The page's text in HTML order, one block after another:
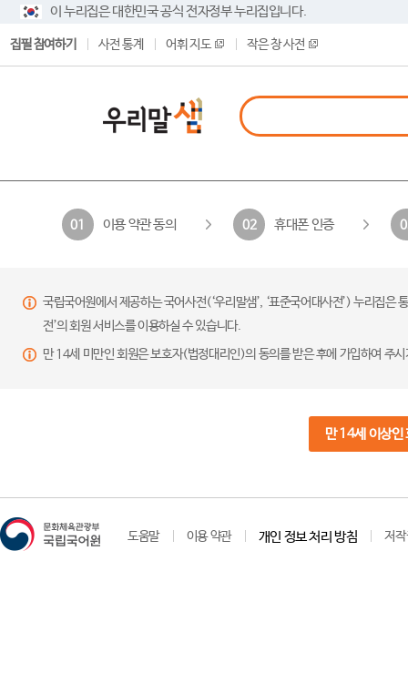
이 누리집은 대한민국 공식 전자정부 누리집입니다.
집필 참여하기 사전 통계 어휘 지도 작은 창 사전
01 이용 약관 동의 02 휴대폰 인증
국립국어원에서 제공하는 국어사전(‘우리말샘’, ‘표준국어대사전’) 누리집
전’의 회원 서비스를 이용하실 수 있습니다.
만 14세 미만인 회원은 보호자(법정대리인)의 동의를 받은 후에 가입하여 주
만 14세 이상인
도움말 이용 약관 개인 정보 처리 방침 저